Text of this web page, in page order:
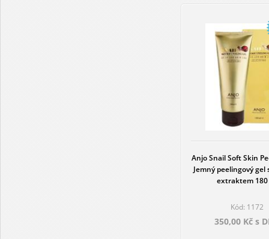
Anjo Snail Soft Skin
Jemný peelingový gel
extraktem 180
Kód: 1172
350,00 Kč s